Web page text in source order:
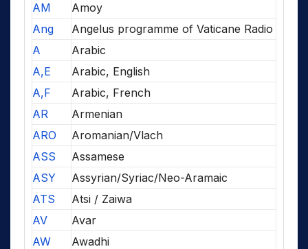
AM
Amoy
Ang
Angelus programme of Vaticane Radio
A
Arabic
A,E
Arabic, English
A,F
Arabic, French
AR
Armenian
ARO
Aromanian/Vlach
ASS
Assamese
ASY
Assyrian/Syriac/Neo-Aramaic
ATS
Atsi / Zaiwa
AV
Avar
AW
Awadhi